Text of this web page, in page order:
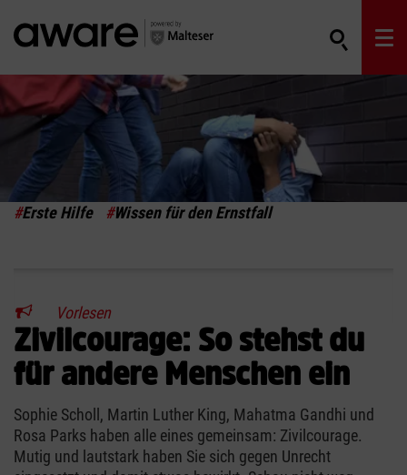
#Erste Hilfe #Wissen für den Ernstfall
Vorlesen
Zivilcourage: So stehst du
für andere Menschen ein
Sophie Scholl, Martin Luther King, Mahatma Gandhi und
Rosa Parks haben alle eines gemeinsam: Zivilcourage.
Mutig und lautstark haben Sie sich gegen Unrecht